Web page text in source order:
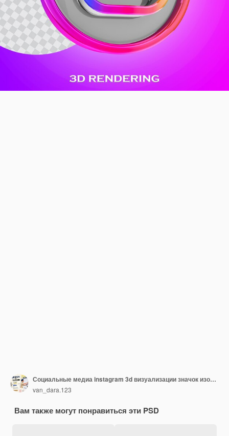
Социальные медиа instagram 3d визуализации значок изолированные
van_dara.123
Вам также могут понравиться эти PSD